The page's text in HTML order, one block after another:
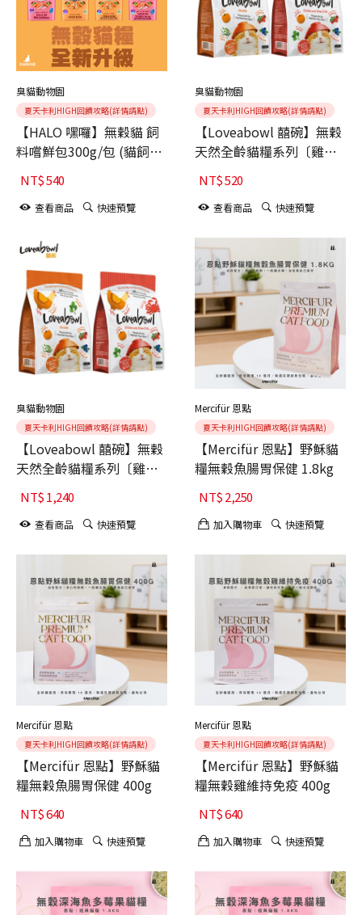
臭貓動物園
夏天卡利HIGH回饋攻略(詳情請點)
【HALO 嘿囉】無穀貓 飼
料嚐鮮包300g/包 (貓飼料
貓糧 寵物飼料)
NT$540
查看商品 快速預覽
臭貓動物園
夏天卡利HIGH回饋攻略(詳情請點)
【Loveabowl 囍碗】無穀
天然全齡貓糧系列〔雞肉/
雞肉&雪蟹〕(貓飼料/貓
糧/乾糧)【1KG】
NT$520
查看商品 快速預覽
臭貓動物園
夏天卡利HIGH回饋攻略(詳情請點)
【Loveabowl 囍碗】無穀
天然全齡貓糧系列〔雞肉/
雞肉&雪蟹〕(貓飼料/貓
糧/乾糧)【4.1KG】
NT$1,240
查看商品 快速預覽
Mercifür 恩點
夏天卡利HIGH回饋攻略(詳情請點)
【Mercifür 恩點】野穌貓
糧無穀魚腸胃保健 1.8kg
NT$2,250
加入購物車 快速預覽
Mercifür 恩點
夏天卡利HIGH回饋攻略(詳情請點)
【Mercifür 恩點】野穌貓
糧無穀魚腸胃保健 400g
NT$640
加入購物車 快速預覽
Mercifür 恩點
夏天卡利HIGH回饋攻略(詳情請點)
【Mercifür 恩點】野穌貓
糧無穀雞維持免疫 400g
NT$640
加入購物車 快速預覽